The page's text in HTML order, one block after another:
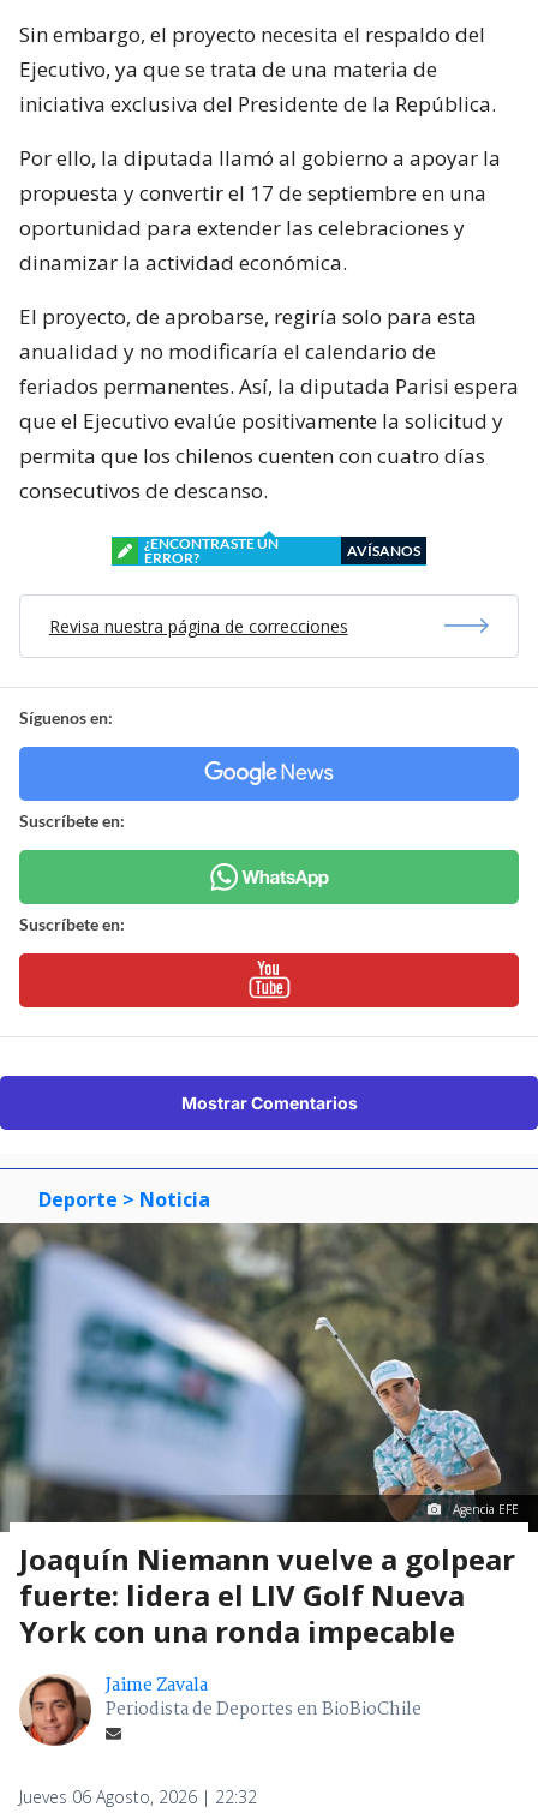
Sin embargo, el proyecto necesita el respaldo del
Ejecutivo, ya que se trata de una materia de
iniciativa exclusiva del Presidente de la República.
Por ello, la diputada llamó al gobierno a apoyar la
propuesta y convertir el 17 de septiembre en una
oportunidad para extender las celebraciones y
dinamizar la actividad económica.
El proyecto, de aprobarse, regiría solo para esta
anualidad y no modificaría el calendario de
feriados permanentes. Así, la diputada Parisi espera
que el Ejecutivo evalúe positivamente la solicitud y
permita que los chilenos cuenten con cuatro días
consecutivos de descanso.
¿ENCONTRASTE UN
ERROR?
AVÍSANOS
Revisa nuestra página de correcciones
Síguenos en:
Suscríbete en:
Suscríbete en:
Mostrar Comentarios
Deporte > Noticia
Agencia EFE
Joaquín Niemann vuelve a golpear
fuerte: lidera el LIV Golf Nueva
York con una ronda impecable
Jaime Zavala
Periodista de Deportes en BioBioChile
Jueves 06 Agosto, 2026 | 22:32